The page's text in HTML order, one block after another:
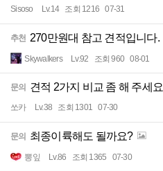
Sisoso Lv.14 조회 1216 07-31
추천 270만원대 참고 견적입니다.
Skywalkers Lv.92 조회 960 08-01
문의 견적 2가지 비교 좀 해 주세요
쏘카 Lv.38 조회 1301 07-30
문의 최종이륙해도 될까요?
뽕잎 Lv.86 조회 1365 07-30